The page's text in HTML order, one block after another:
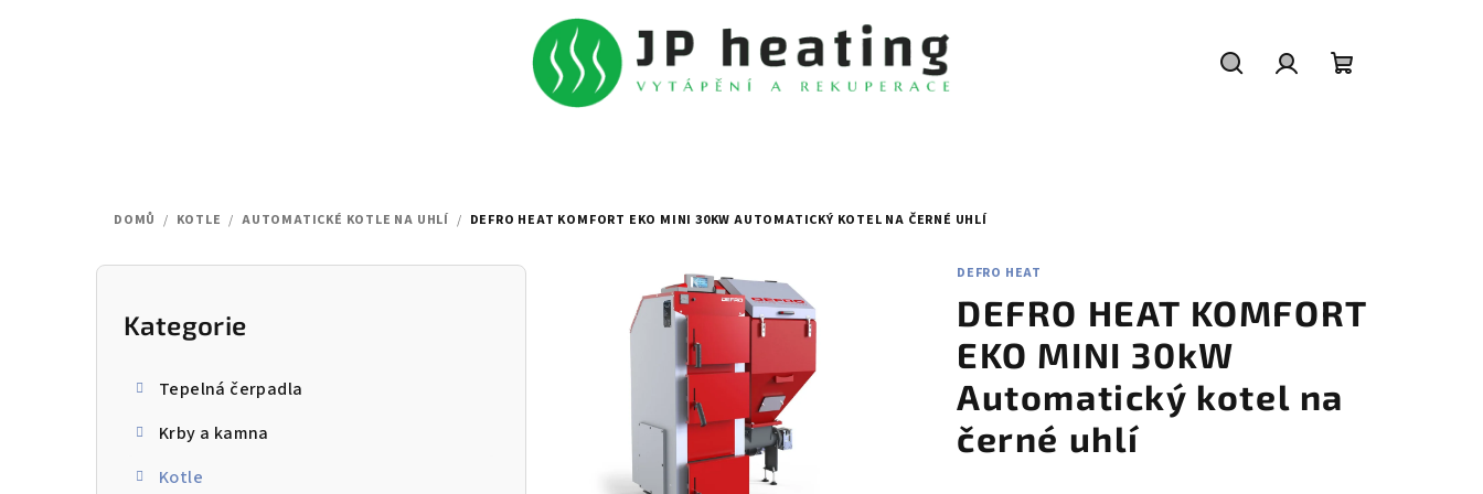
DOMŮ / KOTLE / AUTOMATICKÉ KOTLE NA UHLÍ / DEFRO HEAT KOMFORT EKO MINI 30KW AUTOMATICKÝ KOTEL NA ČERNÉ UHLÍ
P
Přeskočit
kategorie
Kategorie
Tepelná čerpadla
Krby a kamna
Kotle
DEFRO HEAT
DEFRO HEAT KOMFORT
EKO MINI 30kW
Automatický kotel na
černé uhlí